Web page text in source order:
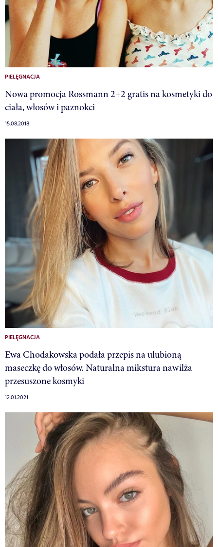
PIELĘGNACJA
Nowa promocja Rossmann 2+2 gratis na kosmetyki do
ciała, włosów i paznokci
15.08.2018
PIELĘGNACJA
Ewa Chodakowska podała przepis na ulubioną
maseczkę do włosów. Naturalna mikstura nawilża
przesuszone kosmyki
12.01.2021